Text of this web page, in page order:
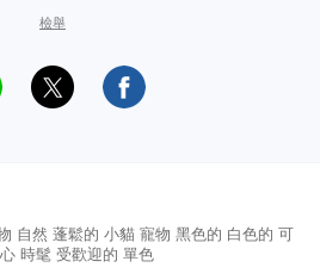
檢舉
自然 蓬鬆的 小貓 寵物 黑色的 白色的 可
時髦 受歡迎的 單色